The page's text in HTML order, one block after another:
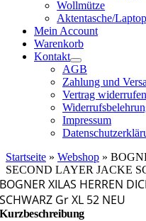
Wollmütze
Aktentasche/
Mein Account
Warenkorb
Kontakt
AGB
Zahlung und
Vertrag widerrufen
Impressum
Startseite » Webshop »
SECOND LAYER JACKE
BOGNER XILAS HERREN
SCHWARZ Gr XL 52 NEU
Kurzbeschreibung